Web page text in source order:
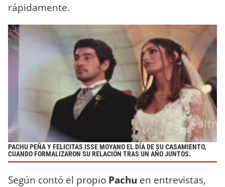
rápidamente.
PACHU PEÑA Y FELICITAS ISSE MOYANO EL DÍA DE SU CASAMIENTO,
CUANDO FORMALIZARON SU RELACIÓN TRAS UN AÑO JUNTOS.
Según contó el propio Pachu en entrevistas,